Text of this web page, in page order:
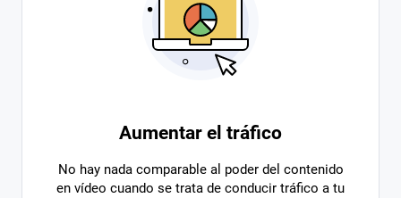
Aumentar el tráfico
No hay nada comparable al poder del contenido
en vídeo cuando se trata de conducir tráfico a tu